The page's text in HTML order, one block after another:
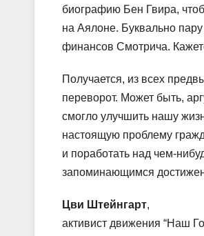
биографию Бен Гвира,
на Аялоне. Буквально
финансов Смотрича.
Получается, из всех
переворот. Может быть,
смогло улучшить нашу
настоящую проблему
и поработать над чем-
запоминающимся
Цви Штейнгарт,